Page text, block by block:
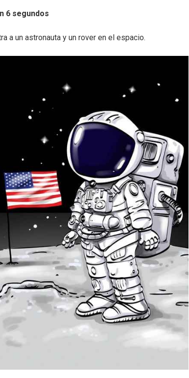
6 segundos
a un astronauta y un rover en el espacio.